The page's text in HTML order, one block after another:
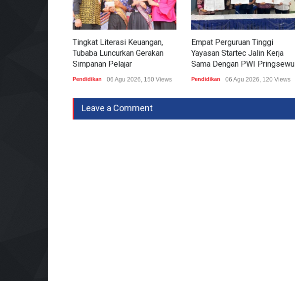
Tingkat Literasi Keuangan,
Tubaba Luncurkan Gerakan
Simpanan Pelajar
Pendidikan 06 Agu 2026, 150 Views
Empat Perguruan Tinggi
Yayasan Startec Jalin Kerja
Sama Dengan PWI Pringsewu
Pendidikan 06 Agu 2026, 120 Views
Leave a Comment